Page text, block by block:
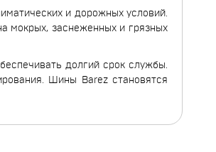
и дорожных условий.
мокрых, заснеженных и грязных
долгий срок службы.
Шины Barez становятся